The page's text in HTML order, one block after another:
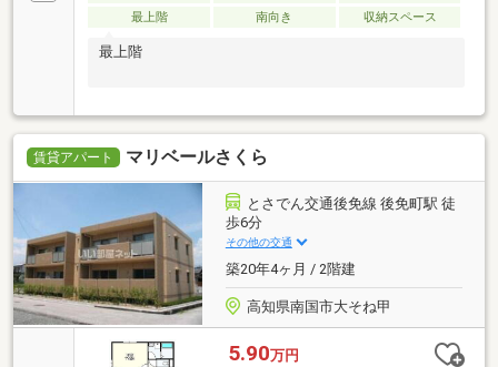
最上階
南向き 収納スペース
最上階
賃貸アパート マリベールさくら
とさでん交通後免線 後免町駅 徒
歩6分
その他の交通
築20年4ヶ月 / 2階建
高知県南国市大そね甲
5.90万円